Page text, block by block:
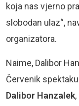
koja nas vjerno
slobodan ulaz“,
organizatora.
Naime, Dalibor
Červenik
Dalibor Hanzalek